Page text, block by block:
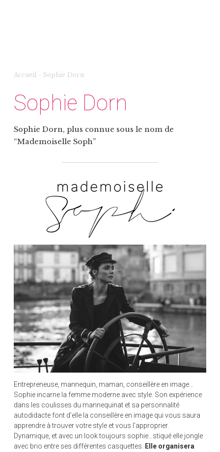
Accueil › Sophie Dorn
Sophie Dorn
Sophie Dorn, plus connue sous le nom de
“Mademoiselle Soph”
Entrepreneuse, mannequin, maman, conseillère en image…
Sophie incarne la femme moderne avec style. Son expérience
dans les coulisses du mannequinat et sa personnalité
autodidacte font d’elle la conseillère en image qui vous saura
apprendre à trouver votre style et vous l’approprier.
Dynamique, et avec un look toujours sophie…stiqué elle jongle
avec brio entre ses différentes casquettes. Elle organisera